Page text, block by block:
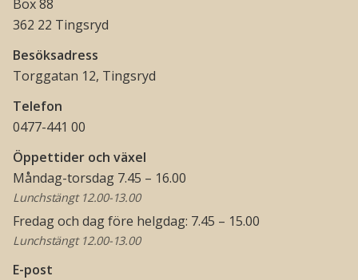
Box 88
362 22 Tingsryd
Besöksadress
Torggatan 12, Tingsryd
Telefon
0477-441 00
Öppettider och växel
Måndag-torsdag 7.45 – 16.00
Lunchstängt 12.00-13.00
Fredag och dag före helgdag: 7.45 – 15.00
Lunchstängt 12.00-13.00
E-post